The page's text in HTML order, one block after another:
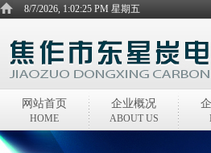
8/7/2026, 1:02:25 PM 星期五
网站首页
HOME
企业概况
ABOUT US